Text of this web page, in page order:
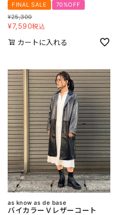
FINAL SALE
70%OFF
¥25,300
¥7,590税込
カートに入れる
as know as de base
バイカラーＶレザーコート